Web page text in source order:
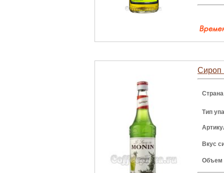
Сироп
Тип
Вкус
Объем